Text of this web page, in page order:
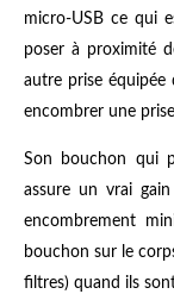
micro-USB ce qui
poser à proximité
autre prise
encombrer une
Son bouchon qui
assure un vrai
encombrement
bouchon sur le
filtres) quand ils